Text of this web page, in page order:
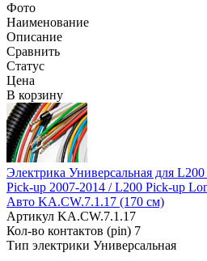
Фото
Наименование
Описание
Сравнить
Статус
Цена
В корзину
Электрика Универсальная для
Pick-up 2007-2014 / L200 Pick-up
Авто KA.CW.7.1.17 (170 см)
Артикул KA.CW.7.1.17
Кол-во контактов (pin) 7
Тип электрики Универсальная